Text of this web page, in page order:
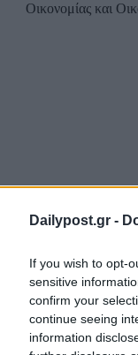
Dailypost.gr -
If you wish to opt-
sensitive
confirm your
continue seeing
information
Οικονομίας και